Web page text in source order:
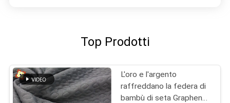
Top Prodotti
L'oro e l'argento
raffreddano la federa di
bambù di seta Graphene